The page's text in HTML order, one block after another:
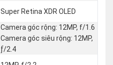
Super Retina XDR OLED
Camera góc rộng: 12MP, f/1.6
Camera góc siêu rộng: 12MP,
ƒ/2.4